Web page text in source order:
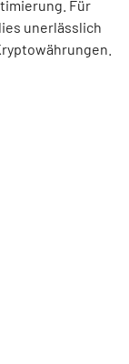
Für
unerlässlich